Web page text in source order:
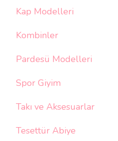
Kap Modelleri
Kombinler
Pardesü Modelleri
Spor Giyim
Takı ve Aksesuarlar
Tesettür Abiye